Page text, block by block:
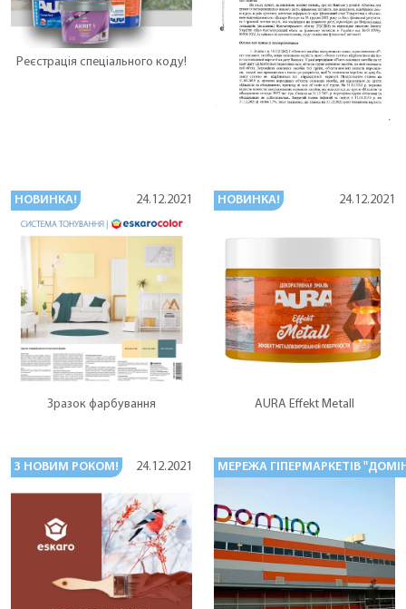
Реєстрація спеціального коду!
НОВИНКА! 24.12.2021
Зразок фарбування
НОВИНКА! 24.12.2021
AURA Effekt Metall
З НОВИМ РОКОМ! 24.12.2021 МЕРЕЖА ГІПЕРМАРКЕТІВ